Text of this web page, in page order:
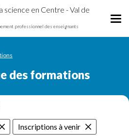
science en Centre - Val de
professionnel des enseignants
des formations
Inscriptions à venir